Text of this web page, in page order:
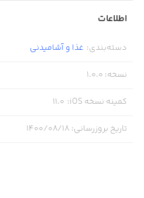
اطلاعات
دسته‌بندی: غذا و آشامیدنی
نسخه:
1.0.0
کمینه نسخه iOS :
11.0
تاریخ بروزرسانی: ۱۴۰۰/۰۸/۱۸